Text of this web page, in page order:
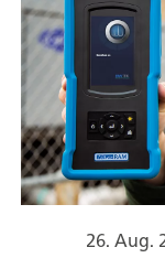
26. Aug.